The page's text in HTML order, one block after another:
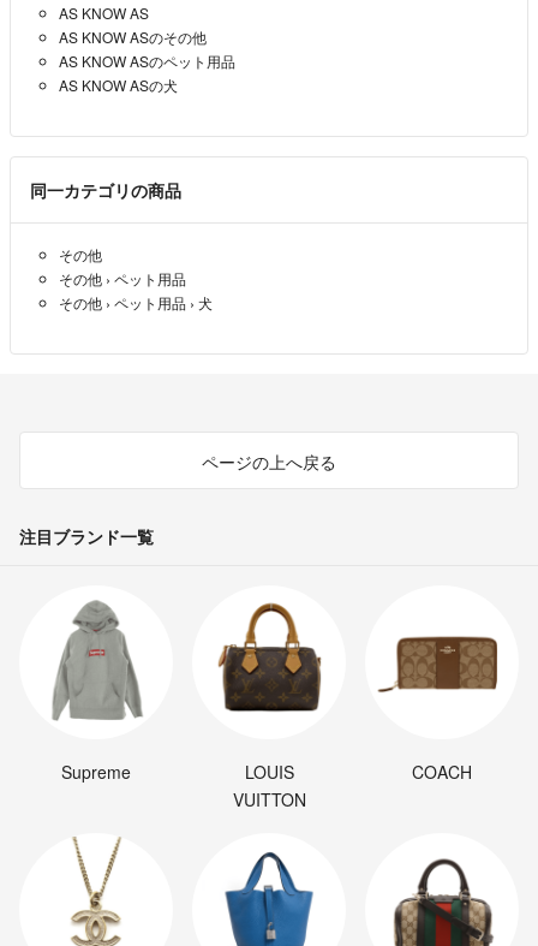
AS KNOW AS
AS KNOW ASのその他
AS KNOW ASのペット用品
AS KNOW ASの犬
同一カテゴリの商品
その他
その他 › ペット用品
その他 › ペット用品 › 犬
ページの上へ戻る
注目ブランド一覧
Supreme
LOUIS
VUITTON
COACH